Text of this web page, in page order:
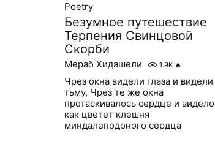
Poetry
Безумное путешествие
Терпения Свинцовой
Скорби
Мераб Хидашели 1.9K 🔥
Чрез окна видели глаза и видели
тьму, Чрез те же окна
протаскивалось сердце и видело
как цветет клешня
миндалеподоного сердца